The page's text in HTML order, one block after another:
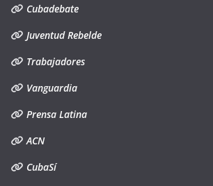
Cubadebate
Juventud Rebelde
Trabajadores
Vanguardia
Prensa Latina
ACN
CubaSí